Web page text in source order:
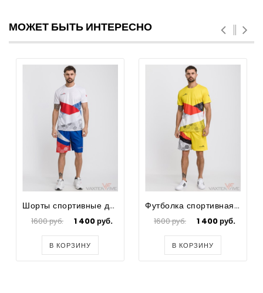
МОЖЕТ БЫТЬ ИНТЕРЕСНО
Шорты спортивные для футбола Country
1600 руб. 1 400 руб.
В КОРЗИНУ
Футболка спортивная Country
1600 руб. 1 400 руб.
В КОРЗИНУ